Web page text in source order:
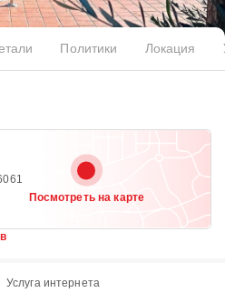
Политики Локация
Посмотреть на карте
Услуга интернета